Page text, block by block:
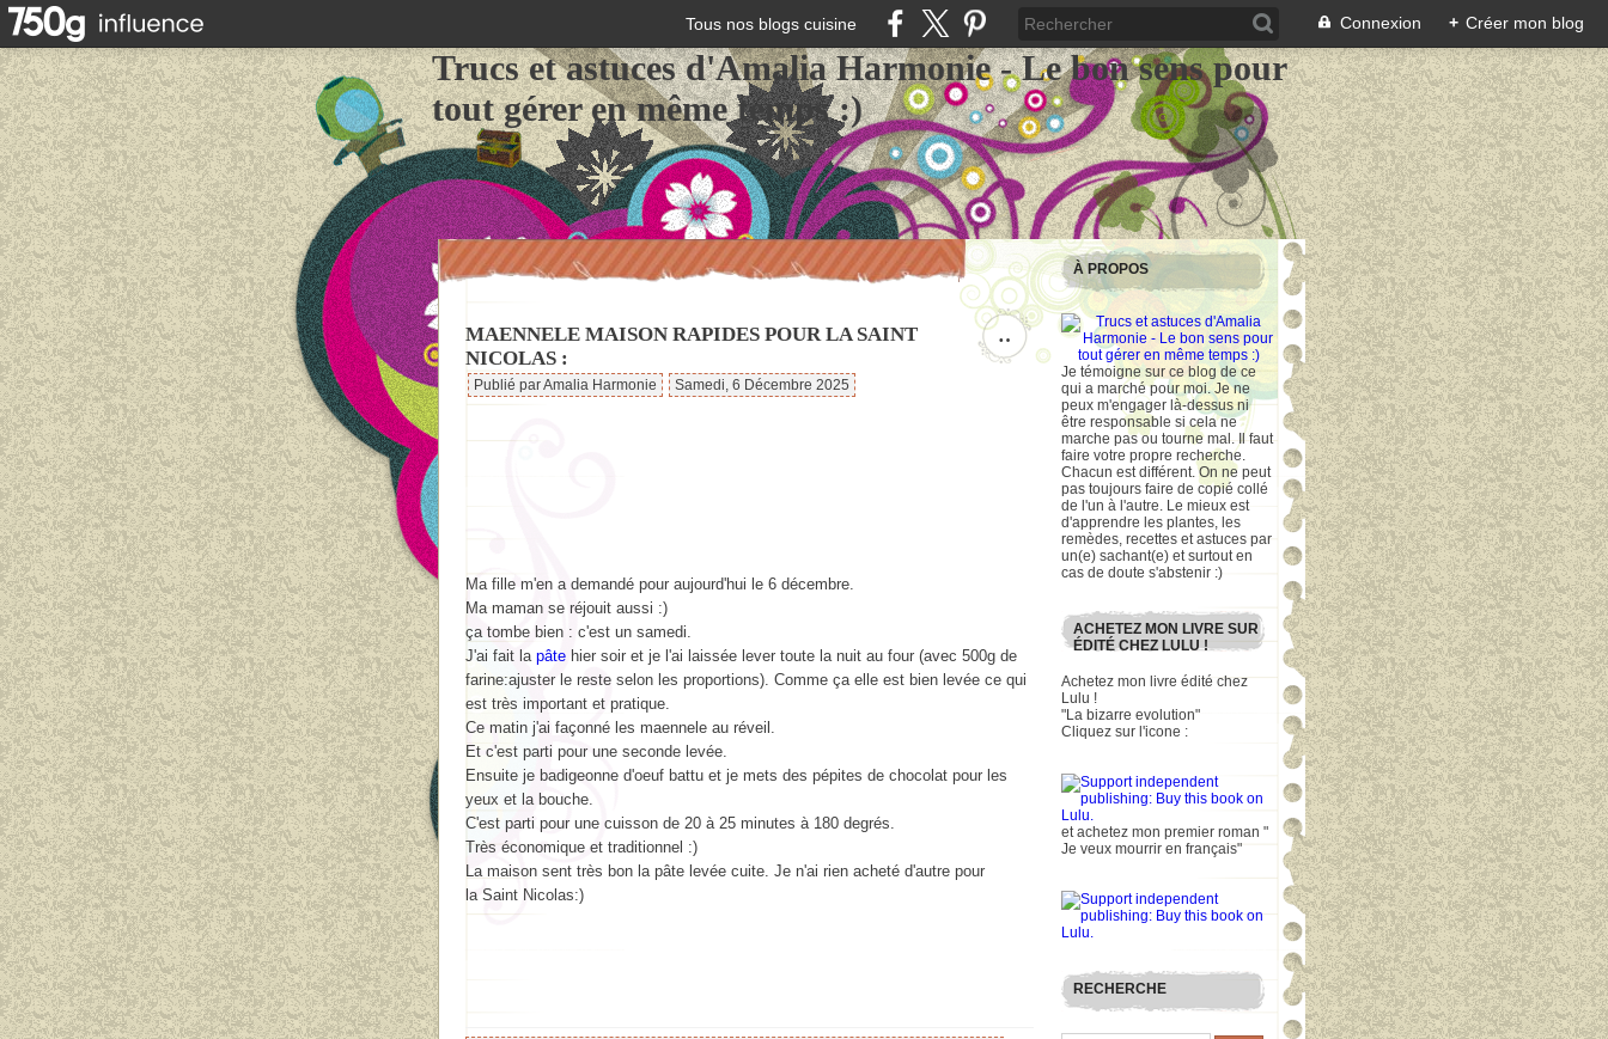
Tous nos blogs cuisine Connexion + Créer mon blog
Trucs et astuces d'Amalia Harmonie - Le bon sens pour
tout gérer en même temps :)
…
MAENNELE MAISON RAPIDES POUR LA SAINT
NICOLAS :
Publié par Amalia Harmonie Samedi, 6 Décembre 2025
Ma fille m'en a demandé pour aujourd'hui le 6 décembre.
Ma maman se réjouit aussi :)
ça tombe bien : c'est un samedi.
J'ai fait la pâte hier soir et je l'ai laissée lever toute la nuit au four (avec 500g de
farine:ajuster le reste selon les proportions). Comme ça elle est bien levée ce qui
est très important et pratique.
Ce matin j'ai façonné les maennele au réveil.
Et c'est parti pour une seconde levée.
Ensuite je badigeonne d'oeuf battu et je mets des pépites de chocolat pour les
yeux et la bouche.
C'est parti pour une cuisson de 20 à 25 minutes à 180 degrés.
Très économique et traditionnel :)
La maison sent très bon la pâte levée cuite. Je n'ai rien acheté d'autre pour
la Saint Nicolas:)
À PROPOS
Je témoigne sur ce blog de ce
qui a marché pour moi. Je ne
peux m'engager là-dessus ni
être responsable si cela ne
marche pas ou tourne mal. Il faut
faire votre propre recherche.
Chacun est différent. On ne peut
pas toujours faire de copié collé
de l'un à l'autre. Le mieux est
d'apprendre les plantes, les
remèdes, recettes et astuces par
un(e) sachant(e) et surtout en
cas de doute s'abstenir :)
ACHETEZ MON LIVRE SUR
ÉDITÉ CHEZ LULU !
Achetez mon livre édité chez
Lulu !
"La bizarre evolution"
Cliquez sur l'icone :
et achetez mon premier roman "
Je veux mourrir en français"
RECHERCHE